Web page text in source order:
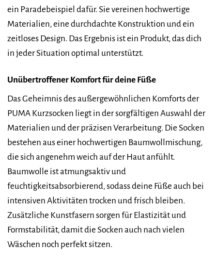
ein Paradebeispiel dafür. Sie vereinen hochwertige
Materialien, eine durchdachte Konstruktion und ein
zeitloses Design. Das Ergebnis ist ein Produkt, das dich
in jeder Situation optimal unterstützt.
Unübertroffener Komfort für deine Füße
Das Geheimnis des außergewöhnlichen Komforts der
PUMA Kurzsocken liegt in der sorgfältigen Auswahl der
Materialien und der präzisen Verarbeitung. Die Socken
bestehen aus einer hochwertigen Baumwollmischung,
die sich angenehm weich auf der Haut anfühlt.
Baumwolle ist atmungsaktiv und
feuchtigkeitsabsorbierend, sodass deine Füße auch bei
intensiven Aktivitäten trocken und frisch bleiben.
Zusätzliche Kunstfasern sorgen für Elastizität und
Formstabilität, damit die Socken auch nach vielen
Wäschen noch perfekt sitzen.